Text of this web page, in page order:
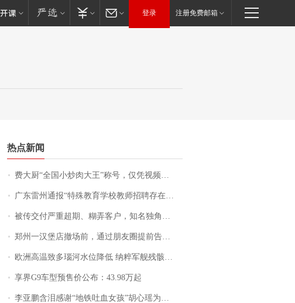
登录 注册免费邮箱
热点新闻
费大厨“全国小炒肉大王”称号，仅凭视频评出？中国烹饪协会回应
广东雷州通报“特殊教育学校教师招聘存在违规行为”：已启动问责程序 副校长被停职
被传交付严重超期、糊弄客户，知名独角兽车企创始人回应：都没证据，将依法采取措施，“本人长期与美国交管局保持沟通，对方表示肯定”
郑州一汉堡店撤场前，通过朋友圈提前告知逐一退费，有顾客仅剩1元也全被退回，分文不少；顾客：言而有信，让人感动
欧洲高温致多瑙河水位降低 纳粹军舰残骸重见天日
享界G9车型预售价公布：43.98万起
李亚鹏含泪感谢“地铁吐血女孩”胡心瑶为嫣然天使捐99999元：这份捐赠太沉重，尊重其捐赠意愿，个人向胡心瑶和她的病友之家各捐赠99999元